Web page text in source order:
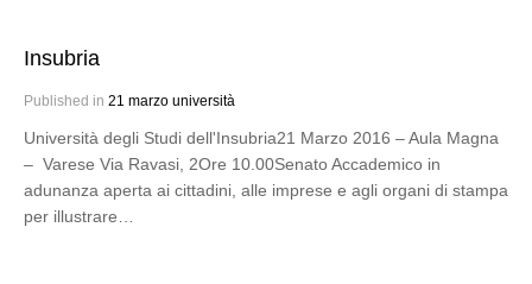
Insubria
Published in 21 marzo università
Università degli Studi dell'Insubria21 Marzo 2016 – Aula Magna
– Varese Via Ravasi, 2Ore 10.00Senato Accademico in
adunanza aperta ai cittadini, alle imprese e agli organi di stampa
per illustrare…